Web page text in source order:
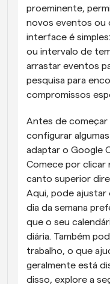
proeminente,
novos eventos ou
interface é
ou intervalo de
arrastar eventos
pesquisa para
compromissos
Antes de começar
configurar
adaptar o Google
Comece por clicar
canto superior
Aqui, pode ajustar
dia da semana
que o seu
diária. Também
trabalho, o que
geralmente está
disso, explore a